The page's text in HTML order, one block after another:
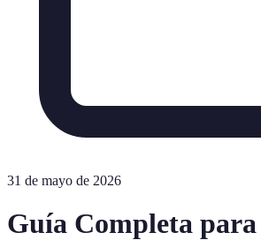
31 de mayo de 2026
Guía Completa